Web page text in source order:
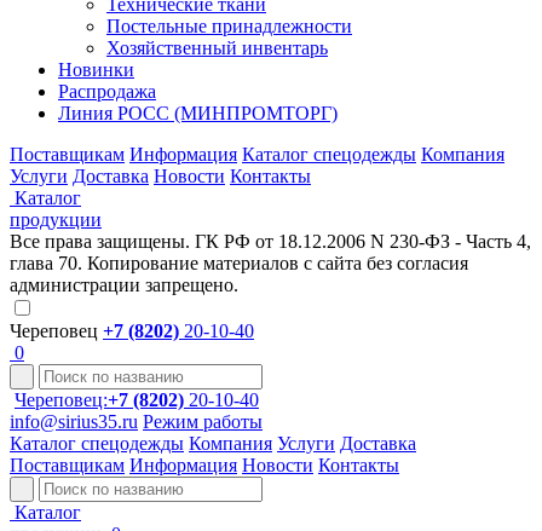
Технические ткани
Постельные принадлежности
Хозяйственный инвентарь
Новинки
Распродажа
Линия РОСС (МИНПРОМТОРГ)
Поставщикам Информация Каталог спецодежды Компания
Услуги Доставка Новости Контакты
Каталог
продукции
Все права защищены. ГК РФ от 18.12.2006 N 230-ФЗ - Часть 4,
глава 70. Копирование материалов с сайта без согласия
администрации запрещено.
Череповец +7 (8202) 20-10-40
0
Череповец:+7 (8202) 20-10-40
info@sirius35.ru Режим работы
Каталог спецодежды Компания Услуги Доставка
Поставщикам Информация Новости Контакты
Каталог